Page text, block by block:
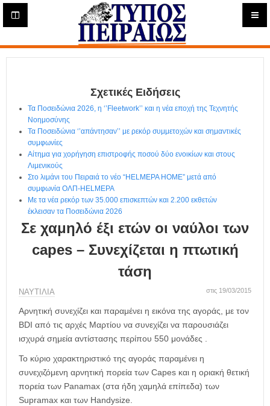
Η
ε
ρ
Σχετικές Ειδήσεις
Τα Ποσειδώνια 2026, η ‘’Fleetwork’’ και η νέα εποχή της Τεχνητής
Νοημοσύνης
Τα Ποσειδώνια ‘’απάντησαν’’ με ρεκόρ συμμετοχών και σημαντικές
συμφωνίες
Αίτημα για χορήγηση επιστροφής ποσού δύο ενοικίων και στους
Λιμενικούς
Στο λιμάνι του Πειραιά το νέο “HELMEPA HOME” μετά από
συμφωνία ΟΛΠ-HELMEPA
Με τα νέα ρεκόρ των 35.000 επισκεπτών και 2.200 εκθετών
έκλεισαν τα Ποσειδώνια 2026
Σε χαμηλό έξι ετών οι ναύλοι των
capes – Συνεχίζεται η πτωτική
τάση
ΝΑΥΤΙΛΙΑ στις 19/03/2015
Αρνητική συνεχίζει και παραμένει η εικόνα της αγοράς, με τον
BDI από τις αρχές Μαρτίου να συνεχίζει να παρουσιάζει
ισχυρά σημεία αντίστασης περίπου 550 μονάδες .
Το κύριο χαρακτηριστικό της αγοράς παραμένει η
συνεχιζόμενη αρνητική πορεία των Capes και η οριακή θετική
πορεία των Panamax (στα ήδη χαμηλά επίπεδα) των
Supramax και των Handysize.